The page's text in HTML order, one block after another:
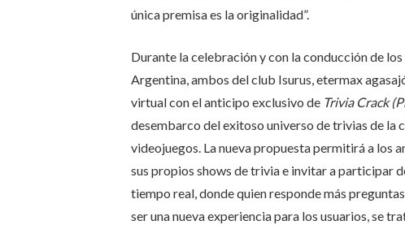
única premisa es la originalidad”.
Durante la celebración y con la conducción de
Argentina, ambos del club Isurus, etermax
virtual con el anticipo exclusivo de Trivia Crack
desembarco del exitoso universo de trivias de la
videojuegos. La nueva propuesta permitirá a los
sus propios shows de trivia e invitar a participar
tiempo real, donde quien responde más
ser una nueva experiencia para los usuarios, se